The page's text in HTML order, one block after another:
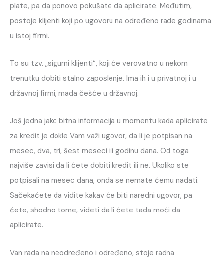
plate, pa da ponovo pokušate da aplicirate. Međutim,
postoje klijenti koji po ugovoru na određeno rade godinama
u istoj firmi.
To su tzv. „sigurni klijenti“, koji će verovatno u nekom
trenutku dobiti stalno zaposlenje. Ima ih i u privatnoj i u
državnoj firmi, mada češće u državnoj.
Još jedna jako bitna informacija u momentu kada aplicirate
za kredit je dokle Vam važi ugovor, da li je potpisan na
mesec, dva, tri, šest meseci ili godinu dana. Od toga
najviše zavisi da li ćete dobiti kredit ili ne. Ukoliko ste
potpisali na mesec dana, onda se nemate čemu nadati.
Sačekaćete da vidite kakav će biti naredni ugovor, pa
ćete, shodno tome, videti da li ćete tada moći da
aplicirate.
Van rada na neodređeno i određeno, stoje radna